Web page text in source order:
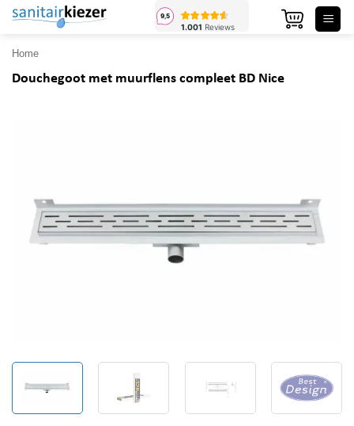
Ga
inhoud
Home
Douchegoot met muurflens compleet BD Nice